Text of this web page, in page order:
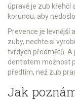
úpravě je zub křehčí
korunou, aby
Prevence je levnější
zuby, nechte si
tvrdých předmětů. A
dentistem možnost
předtím, než zub
Jak